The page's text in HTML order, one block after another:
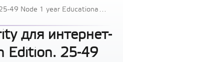
49 Node 1 year Educational
для интернет-
Edition. 25-49